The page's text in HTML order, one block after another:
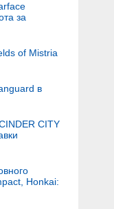
за
of Mistria
в
CITY
Honkai: